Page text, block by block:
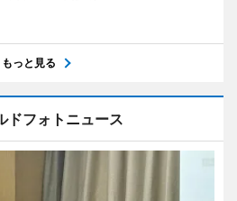
もっと見る
ドフォトニュース